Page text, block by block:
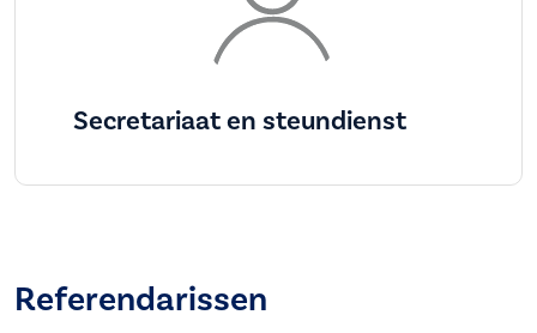
Secretariaat en steundienst
Referendarissen